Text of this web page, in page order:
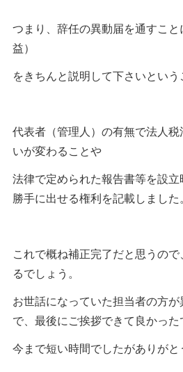
つまり、辞任の異動届を通すこ
益）
をきちんと説明して下さいという
代表者（管理人）の有無で法人
いが変わることや
法律で定められた報告書等を設
勝手に出せる権利を記載しました。
これで概ね補正完了だと思うの
るでしょう。
お世話になっていた担当者の方
で、最後にご挨拶できて良かった
今まで短い時間でしたがありがと